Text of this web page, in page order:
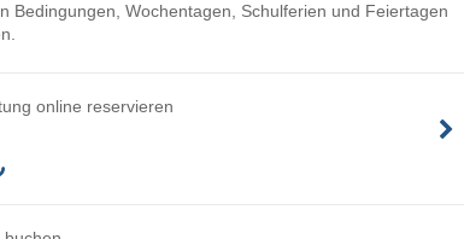
Bedingungen, Wochentagen, Schulferien und Feiertagen
online reservieren